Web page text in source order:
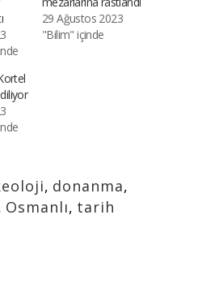
29 Ağustos 2023
"Bilim" içinde
, donanma,
Osmanlı, tarih